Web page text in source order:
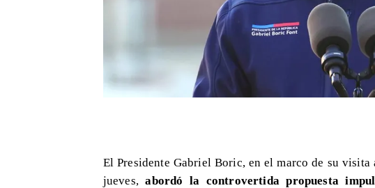
El Presidente Gabriel Boric, en el marco de su
jueves,abordó la controvertida propuesta